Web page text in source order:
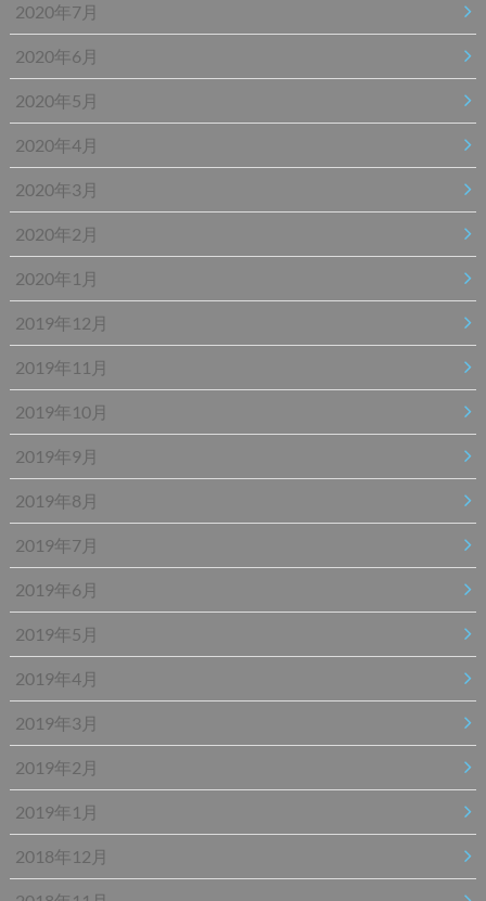
2020年7月
2020年6月
2020年5月
2020年4月
2020年3月
2020年2月
2020年1月
2019年12月
2019年11月
2019年10月
2019年9月
2019年8月
2019年7月
2019年6月
2019年5月
2019年4月
2019年3月
2019年2月
2019年1月
2018年12月